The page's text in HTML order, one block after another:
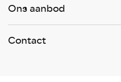
Ons aanbod
Contact